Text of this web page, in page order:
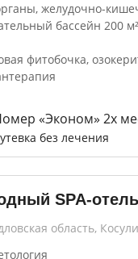
желудочно-
бассейн 200
фитобочка,
«Эконом» 2х
без лечения
SPA-
область,